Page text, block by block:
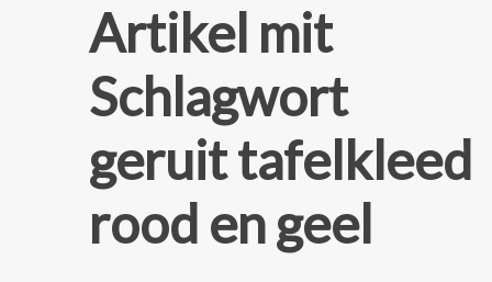
Artikel mit
Schlagwort
geruit tafelkleed
rood en geel